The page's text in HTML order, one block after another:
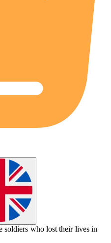
soldiers who lost their lives in